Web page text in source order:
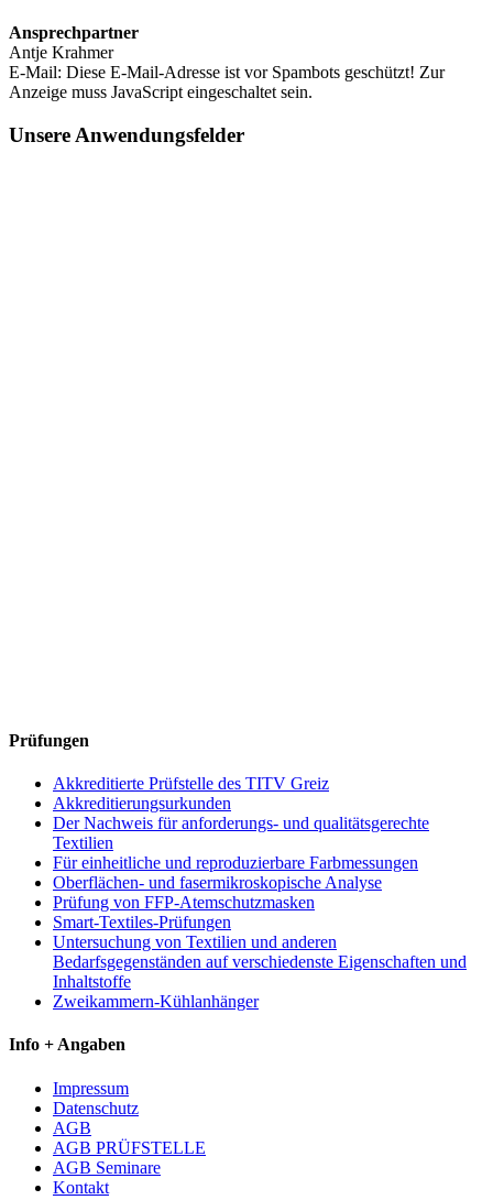
Ansprechpartner
Antje Krahmer
E-Mail: Diese E-Mail-Adresse ist vor Spambots geschützt! Zur
Anzeige muss JavaScript eingeschaltet sein.
Unsere Anwendungsfelder
Prüfungen
Akkreditierte Prüfstelle des TITV Greiz
Akkreditierungsurkunden
Der Nachweis für anforderungs- und qualitätsgerechte
Textilien
Für einheitliche und reproduzierbare Farbmessungen
Oberflächen- und fasermikroskopische Analyse
Prüfung von FFP-Atemschutzmasken
Smart-Textiles-Prüfungen
Untersuchung von Textilien und anderen
Bedarfsgegenständen auf verschiedenste Eigenschaften und
Inhaltstoffe
Zweikammern-Kühlanhänger
Info + Angaben
Impressum
Datenschutz
AGB
AGB PRÜFSTELLE
AGB Seminare
Kontakt